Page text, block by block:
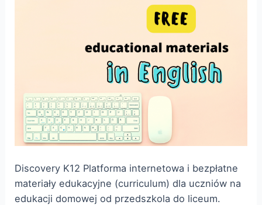
Discovery K12 Platforma internetowa i bezpłatne
materiały edukacyjne (curriculum) dla uczniów na
edukacji domowej od przedszkola do liceum.